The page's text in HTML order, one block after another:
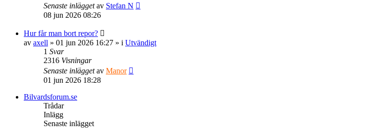
Senaste inläggetav Stefan N
08 jun 2026 08:26
Hur får man bort repor?
av axell » 01 jun 2026 16:27 » i Utvändigt
1 Svar
2316 Visningar
Senaste inläggetav Manor
01 jun 2026 18:28
Bilvardsforum.se
Trådar
Inlägg
Senaste inlägget